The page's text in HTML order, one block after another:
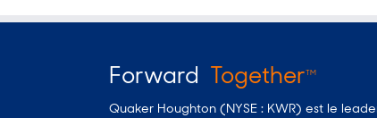
Forward TogetherTM
Quaker Houghton (NYSE : KWR) est le